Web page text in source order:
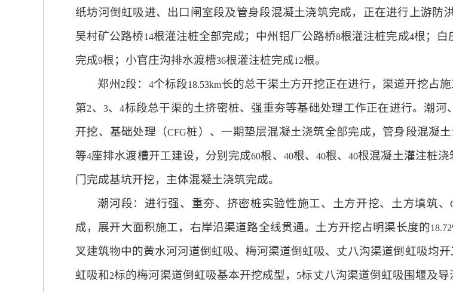
纸坊河倒虹吸进、出口闸室段及管身段混凝土浇筑完成，正在进行上游防
吴村矿公路桥14根灌注桩全部完成；中州铝厂公路桥8根灌注桩完成4根；白
完成9根；小官庄沟排水渡槽36根灌注桩完成12根。
郑州 2段： 4个标段18.53km长的总干渠土方开挖正在进行，渠道开挖占
第2、 3、4标段总干渠的土挤密桩、强重夯等基础处理工作正在进行。潮河
开挖、基础处理（CFG桩）、一期垫层混凝土浇筑全部完成，管身段混凝
等4座排水渡槽开工建设，分别完成60根、 40根、 40根、40根混凝土灌注桩浇
门完成基坑开挖，主体混凝土浇筑完成。
潮河段：进行强、重夯、挤密桩实验性施工、土方开挖、土方填筑、
成，展开大面积施工，右岸沿渠道路全线贯通。土方开挖占明渠长度的
叉建筑物中的黄水河河道倒虹吸、梅河渠道倒虹吸、丈八沟渠道倒虹吸均
虹吸和 2标的梅河渠道倒虹吸基本开挖成型， 5标丈八沟渠道倒虹吸围堰及导